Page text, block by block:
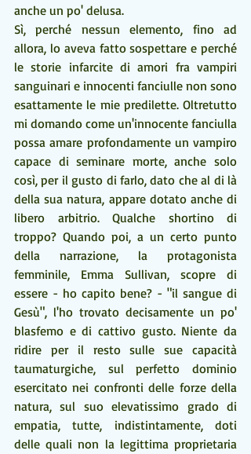
anche un po' delusa.
Sì, perché nessun elemento, fino ad
allora, lo aveva fatto sospettare e perché
le storie infarcite di amori fra vampiri
sanguinari e innocenti fanciulle non sono
esattamente le mie predilette. Oltretutto
mi domando come un'innocente fanciulla
possa amare profondamente un vampiro
capace di seminare morte, anche solo
così, per il gusto di farlo, dato che al di là
della sua natura, appare dotato anche di
libero arbitrio. Qualche shortino di
troppo? Quando poi, a un certo punto
della narrazione, la protagonista
femminile, Emma Sullivan, scopre di
essere - ho capito bene? - "il sangue di
Gesù", l'ho trovato decisamente un po'
blasfemo e di cattivo gusto. Niente da
ridire per il resto sulle sue capacità
taumaturgiche, sul perfetto dominio
esercitato nei confronti delle forze della
natura, sul suo elevatissimo grado di
empatia, tutte, indistintamente, doti
delle quali non la legittima proprietaria